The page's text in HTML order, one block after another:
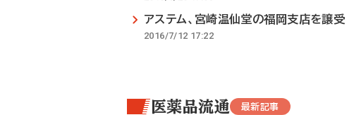
アステム、宮崎温仙堂の福岡支店を譲受
2016/7/12 17:22
医薬品流通 最新記事